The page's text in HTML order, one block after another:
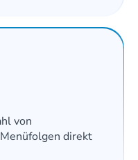
von
direkt